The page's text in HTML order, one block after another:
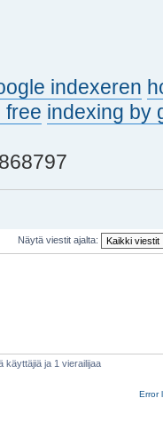
indexeren
free indexing by
Näytä viestit ajalta:
käyttäjiä ja 1 vierailijaa
Error